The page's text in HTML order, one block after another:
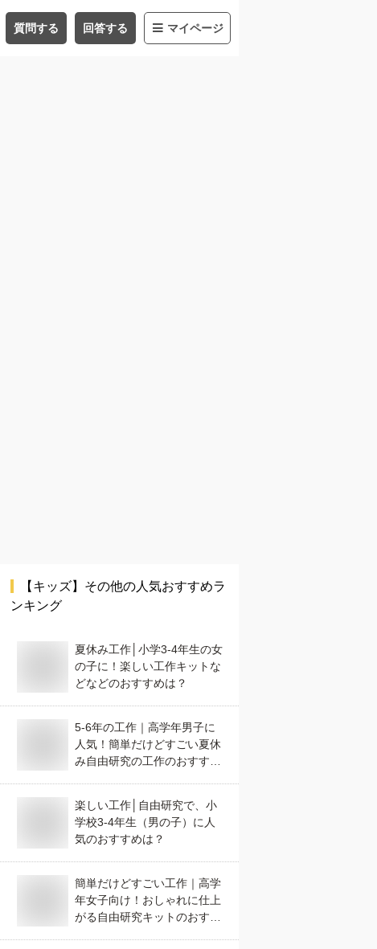
質問する 回答する マイページ
【キッズ】 その他の人気おすすめラ
ンキング
夏休み工作│小学3-4年生の女
の子に！楽しい工作キットな
どなどのおすすめは？
5-6年の工作｜高学年男子に
人気！簡単だけどすごい夏休
み自由研究の工作のおすすめ
楽しい工作│自由研究で、小
学校3-4年生（男の子）に人
気のおすすめは？
簡単だけどすごい工作｜高学
年女子向け！おしゃれに仕上
がる自由研究キットのおすす